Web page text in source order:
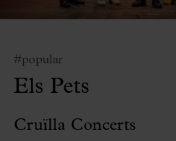
#popular
Els Pets
Cruïlla Concerts